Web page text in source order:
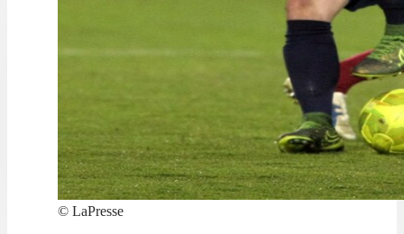
© LaPresse